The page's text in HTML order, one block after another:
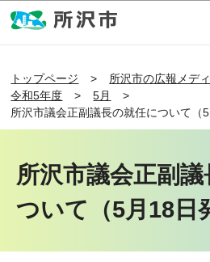
トップページ 所沢市の広報メデ
令和5年度
5月
所沢市議会正副議長の就任について（5
所沢市議会正副
ついて（5月18日